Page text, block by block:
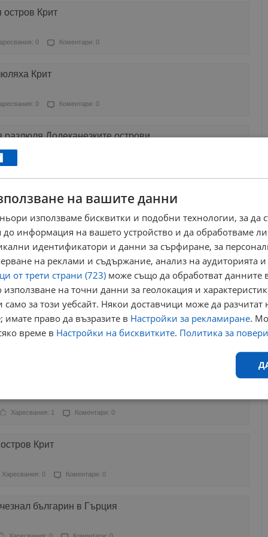
Крит
0 Коментари: 0
Крит
0 Коментари: 0
разлюля Додеканезките острови
0
морето край остров Крит
0
на остров Крит
0 Коментари: 0
Додеканезките острови
Харесвания: 1 Коментари: 0
Крит
Харесвания: 0 Коментари: 0
българин в Гърция
на вашите данни
използваме бисквитки и подобни технологии, за да
до информация на вашето устройство и да обработваме
идентификатори и данни за сърфиране, за
на реклами и съдържание, анализ на аудиторията
от трети страни (723) може също да обработват данните
на точни данни за геолокация и
за този уебсайт. Някои доставчици може да разчитат
имате право да възразите в Настройки за рекламиране.
време в Настройки на бисквитките. Политика за
Ефективност Таргетиране Функционалност